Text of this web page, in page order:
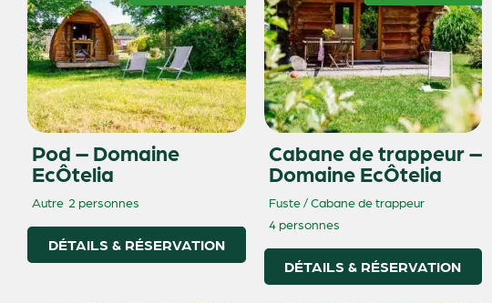
Pod – Domaine
EcÔtelia
Autre 2 personnes
DÉTAILS & RÉSERVATION
Cabane de trappeur –
Domaine EcÔtelia
Fuste / Cabane de trappeur
4 personnes
DÉTAILS & RÉSERVATION